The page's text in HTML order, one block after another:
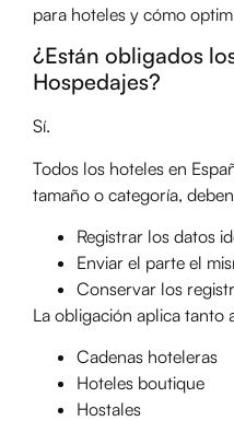
para hoteles y cómo
¿Están obligados
Hospedajes?
Sí.
Todos los hoteles en
tamaño o categoría,
Registrar los datos
Enviar el parte el
Conservar los
La obligación aplica tanto
Cadenas hoteleras
Hoteles boutique
Hostales